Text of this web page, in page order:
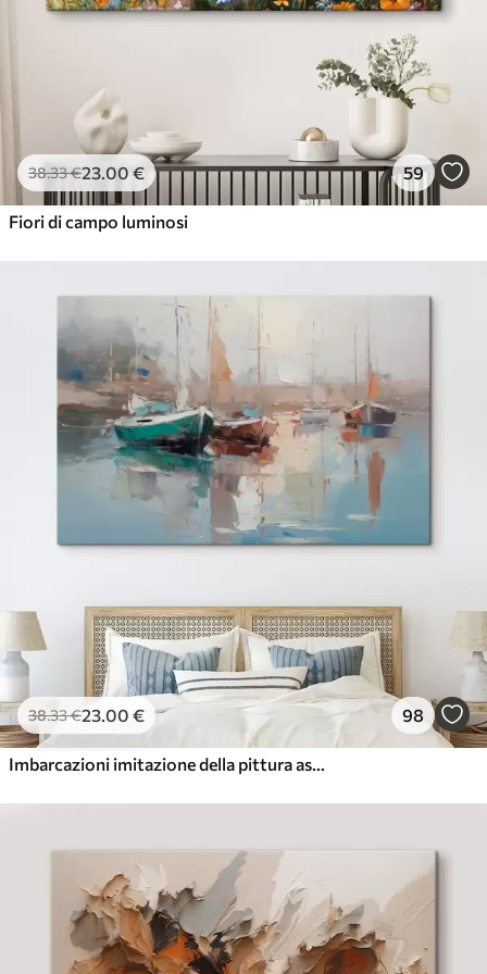
38.33€23.00 € 59
Fiori di campo luminosi
38.33€23.00 € 98
Imbarcazioni imitazione della pittura astratta